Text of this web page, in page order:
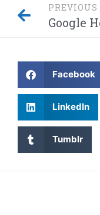
PREVIOUS
Facebook
LinkedIn
Tumblr